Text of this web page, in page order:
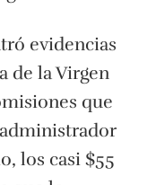
evidencias
de la Virgen
que
los casi $55